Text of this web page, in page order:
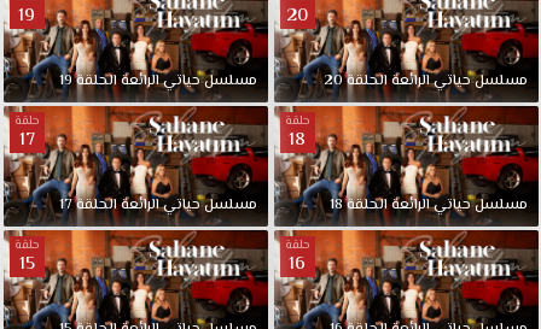
الاول
مترجم
قصة
عشق.
يحكي
قصة
شيبنم
الصادمة،
التي
عادت
إلى
الحياة
20
مسلسلحياتيالرائعةالحلقة20
19
مسلسلحياتيالرائعةالحلقة19
حلقة
18
مسلسلحياتيالرائعةالحلقة18
حلقة
17
مسلسلحياتيالرائعةالحلقة17
حلقة
16
حلقة
15